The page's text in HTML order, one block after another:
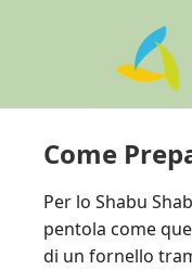
Come
Per lo Shabu
pentola come
di un fornello